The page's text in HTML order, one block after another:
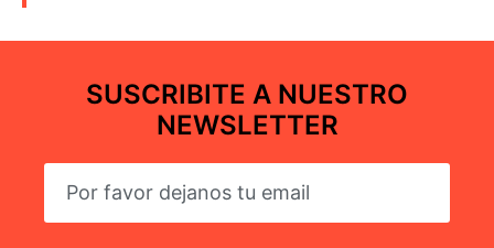
SUSCRIBITE A NUESTRO
NEWSLETTER